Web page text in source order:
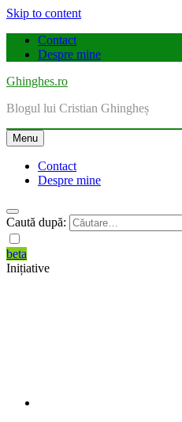
Skip to content
Contact
Despre mine
Ghinghes.ro
Blogul lui Cristian Ghingheș
Menu
Contact
Despre mine
Caută după:
beta
Inițiative